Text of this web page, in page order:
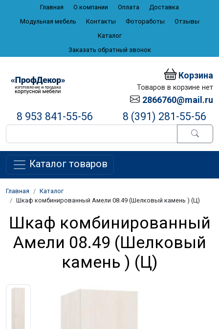
Главная О компании Оплата
Доставка
Модульная мебель
Контакты Фотоработы
Отзывы
Каталог
Заказать обратный звонок
8 953 841-55-56 8 (391) 281-55-56
Корзина
Товаров в корзине нет
2866760@mail.ru
Каталог товаров
Главная
Каталог
Шкаф комбинированный Амели 08.49 (Шелковый камень ) (Ц)
Шкаф комбинированный
Амели 08.49 (Шелковый
камень ) (Ц)